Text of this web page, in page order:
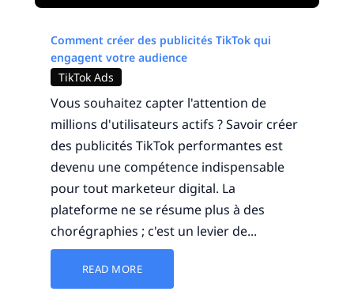
Comment créer des publicités TikTok qui
engagent votre audience
TikTok Ads
Vous souhaitez capter l'attention de
millions d'utilisateurs actifs ? Savoir créer
des publicités TikTok performantes est
devenu une compétence indispensable
pour tout marketeur digital. La
plateforme ne se résume plus à des
chorégraphies ; c'est un levier de...
READ MORE